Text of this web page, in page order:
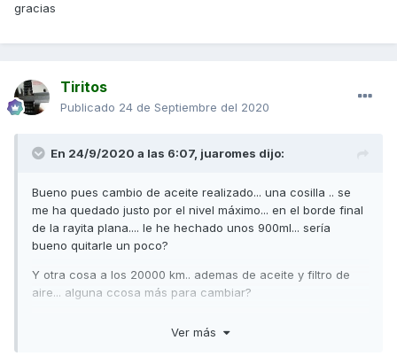
gracias
Tiritos
Publicado 24 de Septiembre del 2020
En 24/9/2020 a las 6:07, juaromes dijo:
Bueno pues cambio de aceite realizado... una cosilla .. se
me ha quedado justo por el nivel máximo... en el borde final
de la rayita plana.... le he hechado unos 900ml... sería
bueno quitarle un poco?
Y otra cosa a los 20000 km.. ademas de aceite y filtro de
aire... alguna ccosa más para cambiar?
Ver más